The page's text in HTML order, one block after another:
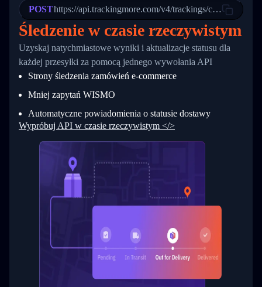
24
26
27
28
29
30
31
32
33
34
          },
          {
            "Date": "2017-03-06 15:28:00",
"StatusDescription": "Shipment
"Details": "BEIJING-
          }
        ]
      }
  }
}
POSThttps://api.trackingmore.com/v4/trackings/create
Śledzenie w czasie rzeczywistym
Uzyskaj natychmiastowe wyniki i aktualizacje statusu dla
każdej przesyłki za pomocą jednego wywołania API
Strony śledzenia zamówień e-commerce
Mniej zapytań WISMO
Automatyczne powiadomienia o statusie dostawy
Wypróbuj API w czasie rzeczywistym </>